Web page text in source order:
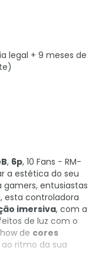
legal + 9 meses de
, 6p, 10 Fans - RM-
a estética do seu
gamers, entusiastas
esta controladora
imersiva, com a
de luz com o
de cores
ritmo da sua